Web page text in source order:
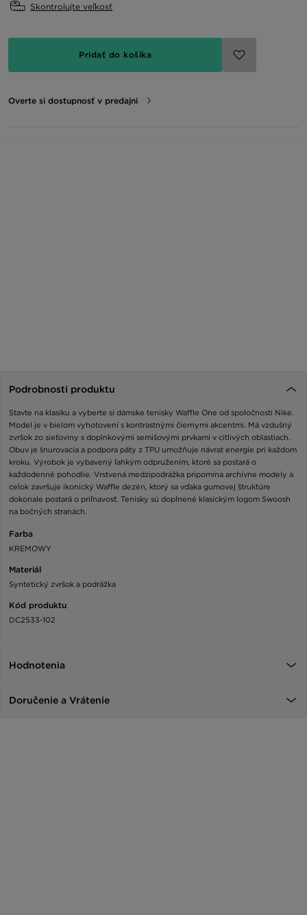
Skontrolujte veľkosť
Pridať do košíka
Overte si dostupnosť v predajni
Podrobnosti produktu
Stavte na klasiku a vyberte si dámske tenisky Waffle One od spoločnosti Nike.
Model je v bielom vyhotovení s kontrastnými čiernymi akcentmi. Má vzdušný
zvršok zo sieťoviny s doplnkovými semišovými prvkami v citlivých oblastiach.
Obuv je šnurovacia a podpora päty z TPU umožňuje návrat energie pri každom
kroku. Výrobok je vybavený ľahkým odpružením, ktoré sa postará o
každodenné pohodlie. Vrstvená medzipodrážka pripomína archívne modely a
celok završuje ikonický Waffle dezén, ktorý sa vďaka gumovej štruktúre
dokonale postará o priľnavosť. Tenisky sú doplnené klasickým logom Swoosh
na bočných stranách.
Farba
KREMOWY
Materiál
Syntetický zvršok a podrážka
Kód produktu
DC2533-102
Hodnotenia
Doručenie a Vrátenie